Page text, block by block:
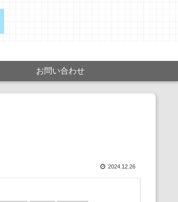
お問い合わせ
2024.12.26